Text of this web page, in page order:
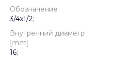
Обозначение
3/4x1/2;
Внутренний диаметр
[mm]
16;